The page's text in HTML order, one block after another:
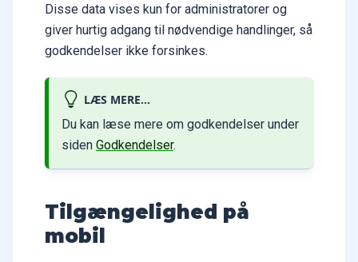
Disse data vises kun for administratorer og
giver hurtig adgang til nødvendige handlinger, så
godkendelser ikke forsinkes.
LÆS MERE...
Du kan læse mere om godkendelser under
siden Godkendelser.
Tilgængelighed på
mobil